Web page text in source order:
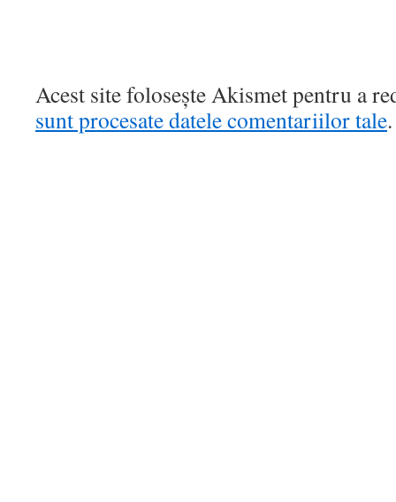
Acest site folosește Akismet pentru a
sunt procesate datele comentariilor tale.